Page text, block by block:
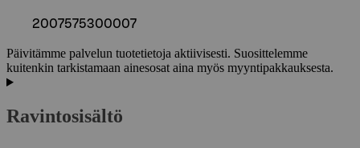
2007575300007
Päivitämme palvelun tuotetietoja aktiivisesti. Suosittelemme
kuitenkin tarkistamaan ainesosat aina myös myyntipakkauksesta.
Ravintosisältö